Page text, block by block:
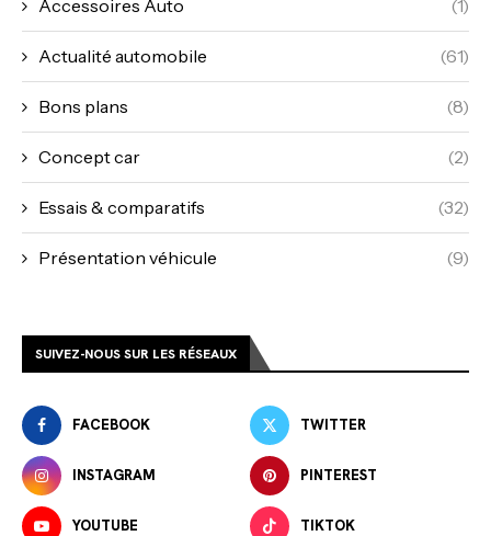
Accessoires Auto (1)
Actualité automobile (61)
Bons plans (8)
Concept car (2)
Essais & comparatifs (32)
Présentation véhicule (9)
SUIVEZ-NOUS SUR LES RÉSEAUX
FACEBOOK TWITTER
INSTAGRAM PINTEREST
YOUTUBE TIKTOK